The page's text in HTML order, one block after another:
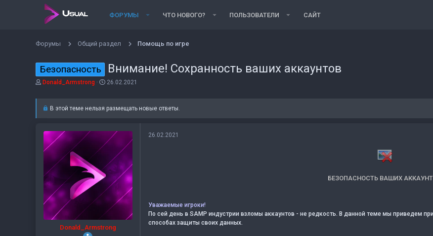
ФОРУМЫ ЧТО НОВОГО? ПОЛЬЗОВАТЕЛИ САЙТ
Форумы Общий раздел Помощь по игре
Безопасность Внимание! Сохранность ваших аккаунтов
А
о
ы
Donald_Armstrong
Д
а
н
л
26.02.2021
В этой теме нельзя размещать новые ответы.
Donald_Armstrong
26.02.2021
БЕЗОПАСНОСТЬ ВАШИХ
Уважаемые игроки!
По сей день в SAMP индустрии взломы аккаунтов - не редкость. В данной теме мы приведем
способах защиты своих данных.